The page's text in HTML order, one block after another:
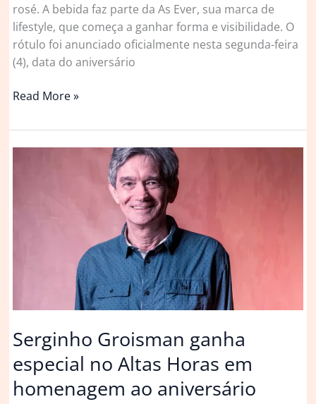
rosé. A bebida faz parte da As Ever, sua marca de
lifestyle, que começa a ganhar forma e visibilidade. O
rótulo foi anunciado oficialmente nesta segunda-feira
(4), data do aniversário
Meghan
lança
vinho
Read More »
Serginho Groisman ganha
especial no Altas Horas em
homenagem ao aniversário